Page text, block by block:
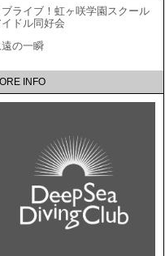
ブライブ！虹ヶ咲学園スクール
イドル同好会
の一瞬
INFO